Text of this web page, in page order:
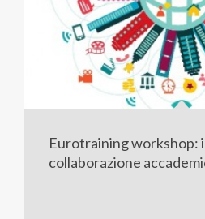
Eurotraining workshop:
collaborazione